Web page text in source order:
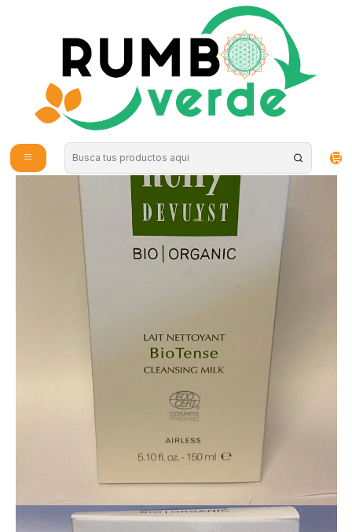
Envío gratis por compras sobre los 59.990 en la provincia de Santiago
Leche de Limpieza 150ml Nelly De Vuyst